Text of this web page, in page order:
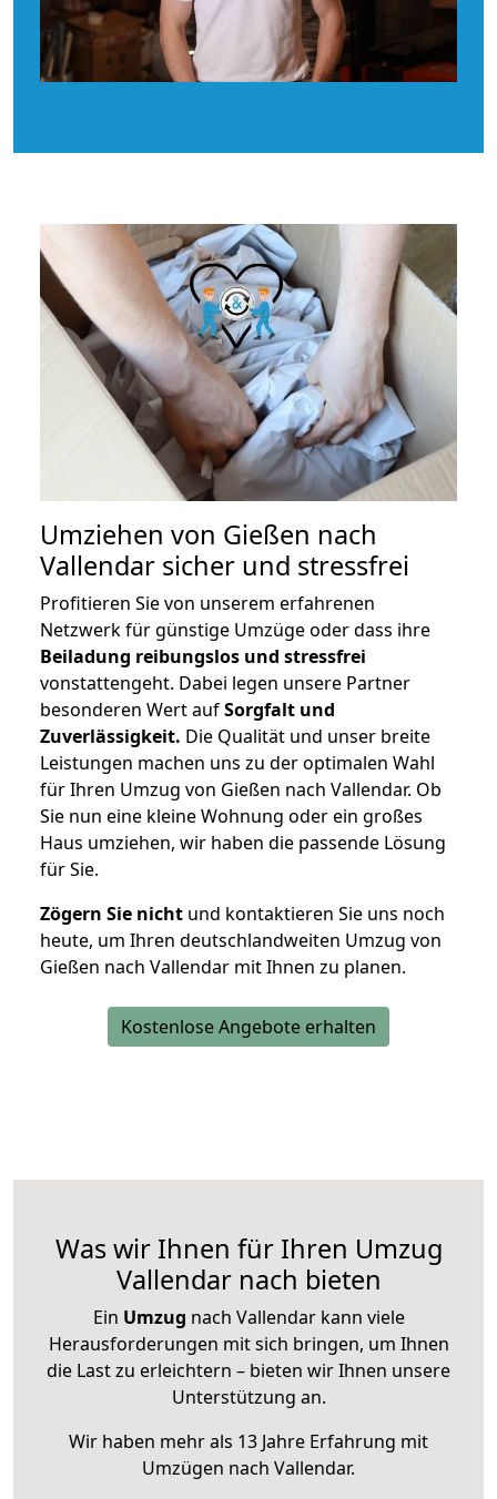
Umziehen von Gießen nach
Vallendar sicher und stressfrei
Profitieren Sie von unserem erfahrenen
Netzwerk für günstige Umzüge oder dass ihre
Beiladung reibungslos und stressfrei
vonstattengeht. Dabei legen unsere Partner
besonderen Wert aufSorgfalt und
Zuverlässigkeit. Die Qualität und unser breite
Leistungen machen uns zu der optimalen Wahl
für Ihren Umzug von Gießen nach Vallendar. Ob
Sie nun eine kleine Wohnung oder ein großes
Haus umziehen, wir haben die passende Lösung
für Sie.
Zögern Sie nicht und kontaktieren Sie uns noch
heute, um Ihren deutschlandweiten Umzug von
Gießen nach Vallendar mit Ihnen zu planen.
Kostenlose Angebote erhalten
Was wir Ihnen für Ihren Umzug
Vallendar nach bieten
Ein Umzug nach Vallendar kann viele
Herausforderungen mit sich bringen, um Ihnen
die Last zu erleichtern – bieten wir Ihnen unsere
Unterstützung an.
Wir haben mehr als 13 Jahre Erfahrung mit
Umzügen nach Vallendar.